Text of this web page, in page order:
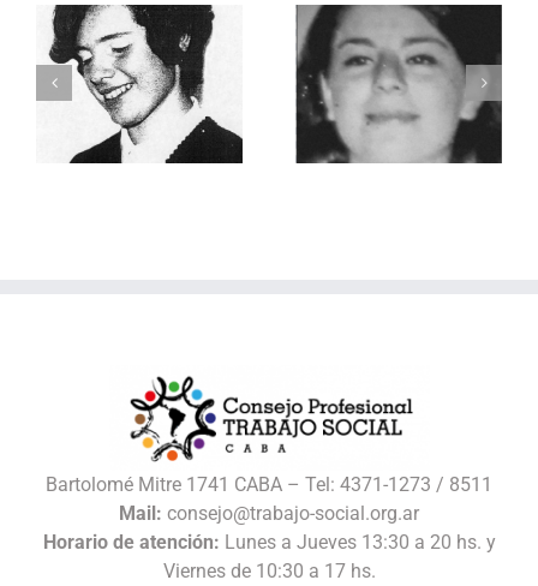
Muñoz Matta,
Carmen Mabel
Rutila Artés,
Graciela Antonia
Bartolomé Mitre 1741 CABA – Tel: 4371-1273 / 8511
Mail: consejo@trabajo-social.org.ar
Horario de atención: Lunes a Jueves 13:30 a 20 hs. y
Viernes de 10:30 a 17 hs.